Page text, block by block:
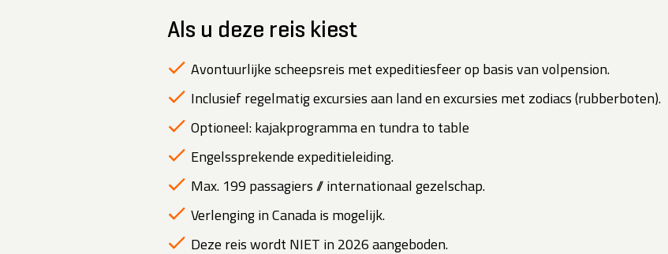
Als u deze reis kiest
Avontuurlijke scheepsreis met expeditiesfeer op basis van volpension.
Inclusief regelmatig excursies aan land en excursies met zodiacs (rubberboten).
Optioneel: kajakprogramma en tundra to table
Engelssprekende expeditieleiding.
Max. 199 passagiers // internationaal gezelschap.
Verlenging in Canada is mogelijk.
Deze reis wordt NIET in 2026 aangeboden.